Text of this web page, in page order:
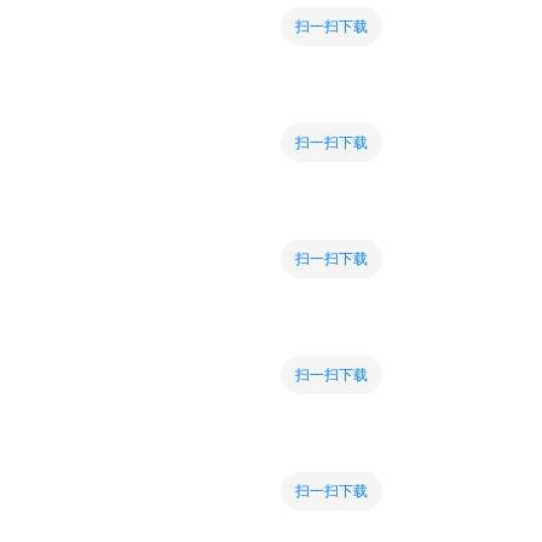
扫一扫下载
扫一扫下载
扫一扫下载
扫一扫下载
扫一扫下载